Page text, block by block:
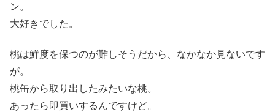
ン。
大好きでした。
桃は鮮度を保つのが難しそうだから、なかなか見ないです
が。
桃缶から取り出したみたいな桃。
あったら即買いするんですけど。